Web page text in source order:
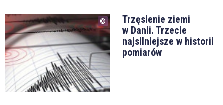
Trzęsienie ziemi
w Danii. Trzecie
najsilniejsze w historii
pomiarów